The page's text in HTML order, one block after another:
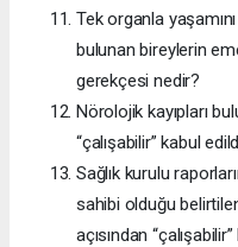
Tek organla
bulunan bireylerin
gerekçesi nedir?
Nörolojik kayıpları
“çalışabilir” kabul
Sağlık kurulu
sahibi olduğu
açısından